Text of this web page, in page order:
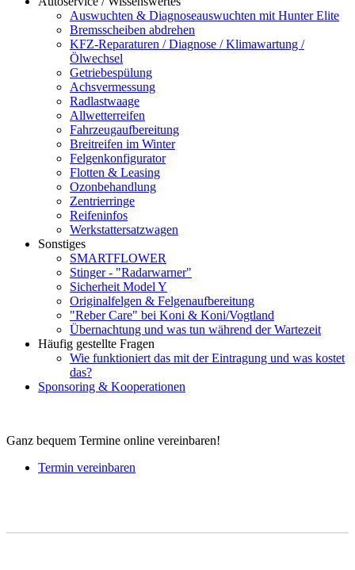
Auswuchten & Diagnoseauswuchten mit Hunter Elite
Bremsscheiben abdrehen
KFZ-Reparaturen / Diagnose / Klimawartung /
Ölwechsel
Getriebespülung
Achsvermessung
Radlastwaage
Allwetterreifen
Fahrzeugaufbereitung
Breitreifen im Winter
Felgenkonfigurator
Flotten & Leasing
Ozonbehandlung
Zentrierringe
Reifeninfos
Werkstattersatzwagen
Sonstiges
SMARTFLOWER
Stinger - "Radarwarner"
Sicherheit Model Y
Originalfelgen & Felgenaufbereitung
"Reber Care" bei Koni & Koni/Vogtland
Übernachtung und was tun während der Wartezeit
Häufig gestellte Fragen
Wie funktioniert das mit der Eintragung und was kostet
das?
Sponsoring & Kooperationen
Ganz bequem Termine online vereinbaren!
Termin vereinbaren